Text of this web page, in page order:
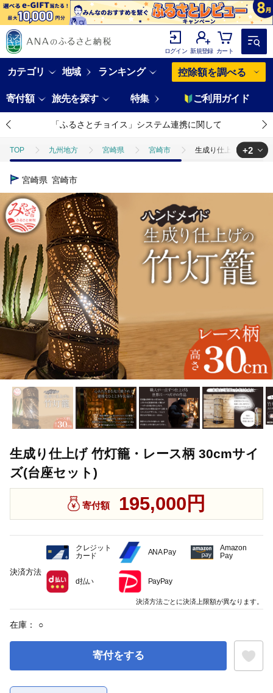
ログイン 新規登録 カート
カテゴリ 地域 ランキング 控除額を調べる
寄付額 旅先を探す 特集 ご利用ガイド
「ふるさとチョイス」システム連携に関して
TOP 九州地方 宮崎県 宮崎市 生成り仕上げ 竹灯籠
TOP
TOP 日用品・雑貨
+2
宮崎県 宮崎市
生成り仕上げ 竹灯籠・レース柄 30cmサイ
ズ(台座セット)
寄付額 195,000円
在庫： ○
寄付をする
決済方法
クレジット
カード
ANA Pay
Amazon
Pay
d払い PayPay
決済方法ごとに決済上限額が異なります。